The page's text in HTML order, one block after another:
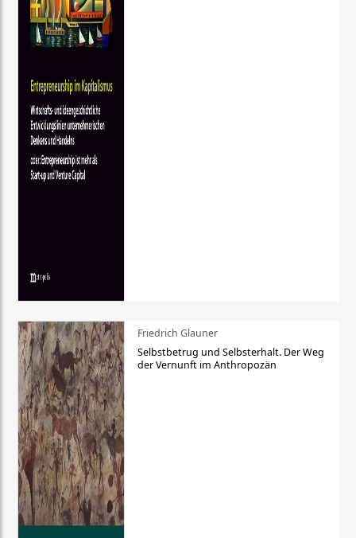
Friedrich Glauner
Selbstbetrug und Selbsterhalt. Der Weg
der Vernunft im Anthropozän